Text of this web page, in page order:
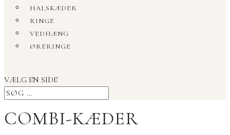
HALSKÆDER
RINGE
VEDHÆNG
ØRERINGE
VÆLG EN SIDE
COMBI-KÆDER